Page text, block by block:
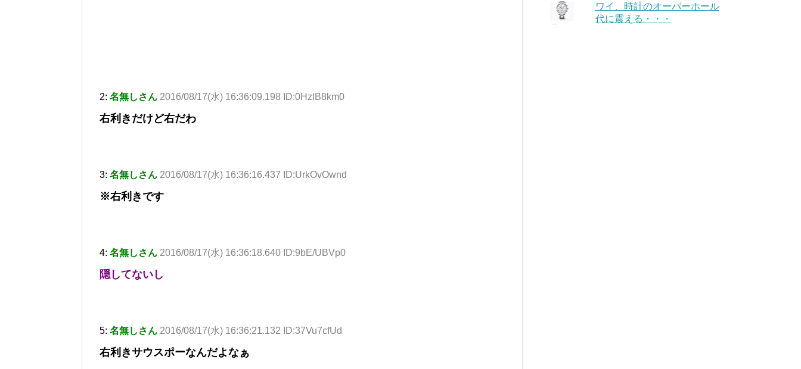
2: 名無しさん 2016/08/17(水) 16:36:09.198 ID:0HzlB8km0
右利きだけど右だわ
3: 名無しさん 2016/08/17(水) 16:36:16.437 ID:UrkOvOwnd
※右利きです
4: 名無しさん 2016/08/17(水) 16:36:18.640 ID:9bE/UBVp0
隠してないし
5: 名無しさん 2016/08/17(水) 16:36:21.132 ID:37Vu7cfUd
右利きサウスポーなんだよなぁ
ワイ、時計のオーバーホール
代に震える・・・